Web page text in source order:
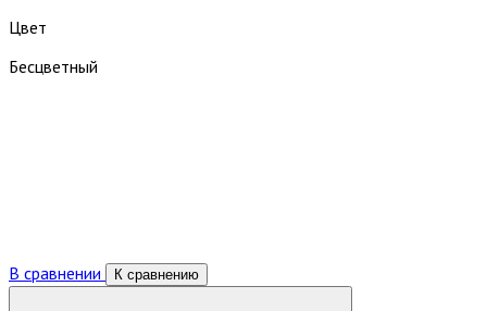
Цвет
Бесцветный
В сравнении К сравнению